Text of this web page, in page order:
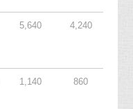
5,640 4,240
1,140 860